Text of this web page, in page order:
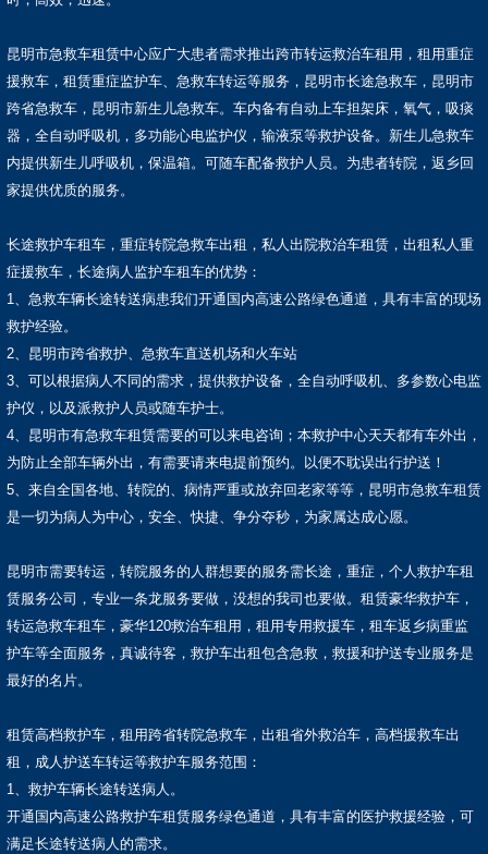
昆明市急救车租赁中心应广大患者需求推出跨市转运救治车租用，租用重症
援救车，租赁重症监护车、急救车转运等服务，昆明市长途急救车，昆明市
跨省急救车，昆明市新生儿急救车。车内备有自动上车担架床，氧气，吸痰
器，全自动呼吸机，多功能心电监护仪，输液泵等救护设备。新生儿急救车
内提供新生儿呼吸机，保温箱。可随车配备救护人员。为患者转院，返乡回
家提供优质的服务。
长途救护车租车，重症转院急救车出租，私人出院救治车租赁，出租私人重
症援救车，长途病人监护车租车的优势：
1、急救车辆长途转送病患我们开通国内高速公路绿色通道，具有丰富的现场
救护经验。
2、昆明市跨省救护、急救车直送机场和火车站
3、可以根据病人不同的需求，提供救护设备，全自动呼吸机、多参数心电监
护仪，以及派救护人员或随车护士。
4、昆明市有急救车租赁需要的可以来电咨询；本救护中心天天都有车外出，
为防止全部车辆外出，有需要请来电提前预约。以便不耽误出行护送！
5、来自全国各地、转院的、病情严重或放弃回老家等等，昆明市急救车租赁
是一切为病人为中心，安全、快捷、争分夺秒，为家属达成心愿。
昆明市需要转运，转院服务的人群想要的服务需长途，重症，个人救护车租
赁服务公司，专业一条龙服务要做，没想的我司也要做。租赁豪华救护车，
转运急救车租车，豪华120救治车租用，租用专用救援车，租车返乡病重监
护车等全面服务，真诚待客，救护车出租包含急救，救援和护送专业服务是
最好的名片。
租赁高档救护车，租用跨省转院急救车，出租省外救治车，高档援救车出
租，成人护送车转运等救护车服务范围：
1、救护车辆长途转送病人。
开通国内高速公路救护车租赁服务绿色通道，具有丰富的医护救援经验，可
满足长途转送病人的需求。